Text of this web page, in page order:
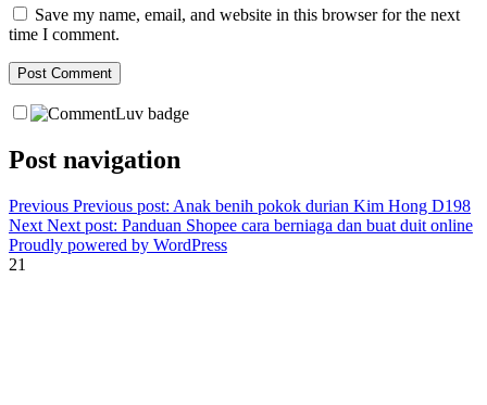
Save my name, email, and website in this browser for the next
time I comment.
Post navigation
Previous Previous post: Anak benih pokok durian Kim Hong D198
Next Next post: Panduan Shopee cara berniaga dan buat duit online
Proudly powered by WordPress
21